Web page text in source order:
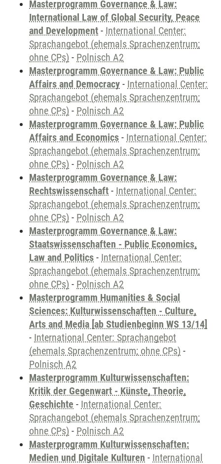
Masterprogramm Governance & Law:
International Law of Global Security, Peace
and Development - International Center:
Sprachangebot (ehemals Sprachenzentrum;
ohne CPs) - Polnisch A2
Masterprogramm Governance & Law: Public
Affairs and Democracy - International Center:
Sprachangebot (ehemals Sprachenzentrum;
ohne CPs) - Polnisch A2
Masterprogramm Governance & Law: Public
Affairs and Economics - International Center:
Sprachangebot (ehemals Sprachenzentrum;
ohne CPs) - Polnisch A2
Masterprogramm Governance & Law:
Rechtswissenschaft - International Center:
Sprachangebot (ehemals Sprachenzentrum;
ohne CPs) - Polnisch A2
Masterprogramm Governance & Law:
Staatswissenschaften - Public Economics,
Law and Politics - International Center:
Sprachangebot (ehemals Sprachenzentrum;
ohne CPs) - Polnisch A2
Masterprogramm Humanities & Social
Sciences: Kulturwissenschaften - Culture,
Arts and Media [ab Studienbeginn WS 13/14]
- International Center: Sprachangebot
(ehemals Sprachenzentrum; ohne CPs) -
Polnisch A2
Masterprogramm Kulturwissenschaften:
Kritik der Gegenwart - Künste, Theorie,
Geschichte - International Center:
Sprachangebot (ehemals Sprachenzentrum;
ohne CPs) - Polnisch A2
Masterprogramm Kulturwissenschaften:
Medien und Digitale Kulturen - International